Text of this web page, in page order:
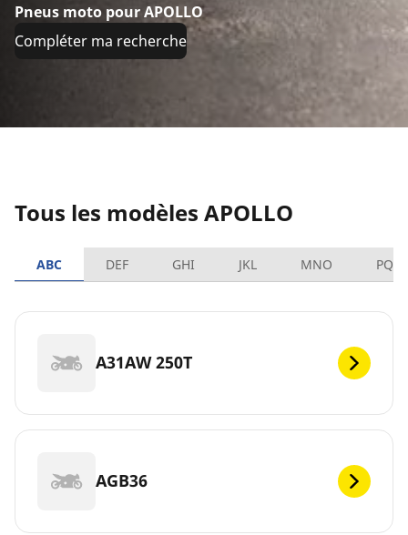
Pneus moto pour APOLLO
Compléter ma recherche
Tous les modèles APOLLO
ABC DEF GHI JKL MNO PQRS
A31AW 250T
AGB36